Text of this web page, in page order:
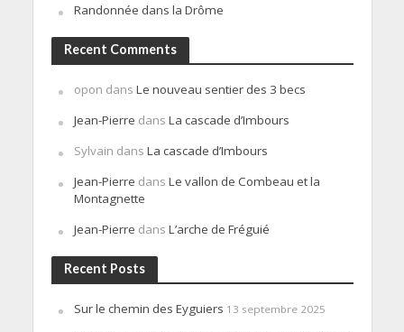
Randonnée dans la Drôme
Recent Comments
opon dans Le nouveau sentier des 3 becs
Jean-Pierre dans La cascade d’Imbours
Sylvain dans La cascade d’Imbours
Jean-Pierre dans Le vallon de Combeau et la
Montagnette
Jean-Pierre dans L’arche de Fréguié
Recent Posts
Sur le chemin des Eyguiers 13 septembre 2025